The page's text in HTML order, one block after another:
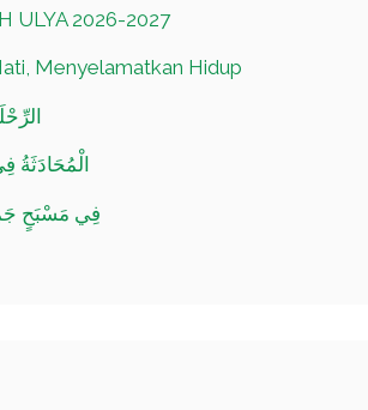
ULYA 2026-2027
Menyelamatkan Hidup
الْمُحَادَثَةُ
فِي مَسْبَحٍ